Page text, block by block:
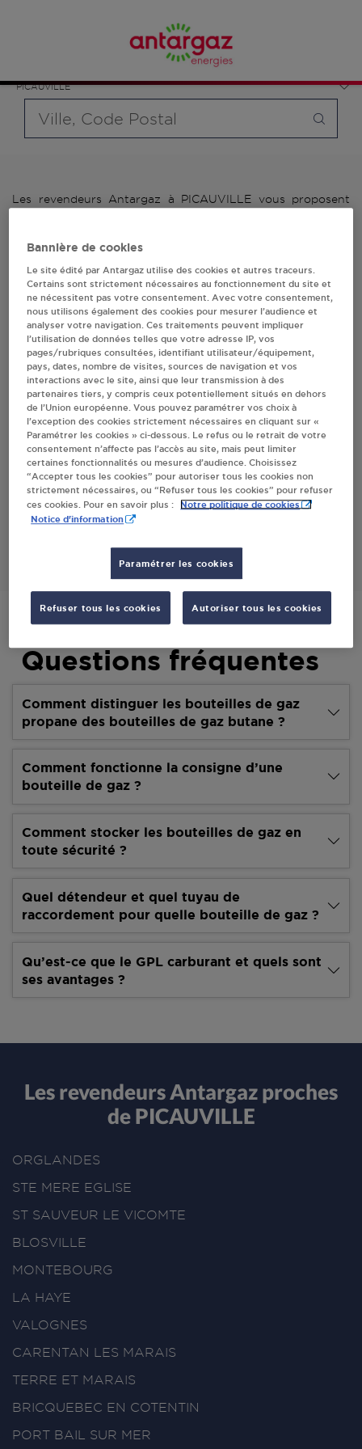
PICAUVILLE
bouteille souhaité et le type de point de vente (revendeur /
distributeur automatique de bouteilles de gaz ou station GPL
carburant)
Les revendeurs Antargaz à PICAUVILLE vous proposent
revendeurs Antargaz à PICAUVILLE, l'adresse, le numéro de
bouteilles de gaz.
1 revendeur(s) Antargaz
à PICAUVILLE
Villes
CARREFOUR CONTACT PICAUVILLE
RUE CORNU
50360PICAUVILLE
Questions fréquentes
Comment distinguer les bouteilles de gaz
propane des bouteilles de gaz butane ?
Comment fonctionne la consigne d’une
bouteille de gaz ?
Comment stocker les bouteilles de gaz en
toute sécurité ?
Quel détendeur et quel tuyau de
raccordement pour quelle bouteille de gaz ?
Qu’est-ce que le GPL carburant et quels sont
ses avantages ?
Les revendeurs Antargaz proches
de PICAUVILLE
ORGLANDES
STE MERE EGLISE
ST SAUVEUR LE VICOMTE
BLOSVILLE
MONTEBOURG
LA HAYE
VALOGNES
CARENTAN LES MARAIS
TERRE ET MARAIS
BRICQUEBEC EN COTENTIN
PORT BAIL SUR MER
Bannière de cookies
Le site édité par Antargaz utilise des cookies et autres traceurs.
Certains sont strictement nécessaires au fonctionnement du site et
ne nécessitent pas votre consentement. Avec votre consentement,
nous utilisons également des cookies pour mesurer l’audience et
analyser votre navigation. Ces traitements peuvent impliquer
l’utilisation de données telles que votre adresse IP, vos
pages/rubriques consultées, identifiant utilisateur/équipement,
pays, dates, nombre de visites, sources de navigation et vos
interactions avec le site, ainsi que leur transmission à des
partenaires tiers, y compris ceux potentiellement situés en dehors
de l’Union européenne. Vous pouvez paramétrer vos choix à
l’exception des cookies strictement nécessaires en cliquant sur «
Paramétrer les cookies » ci-dessous. Le refus ou le retrait de votre
consentement n’affecte pas l’accès au site, mais peut limiter
certaines fonctionnalités ou mesures d’audience. Choisissez
“Accepter tous les cookies” pour autoriser tous les cookies non
strictement nécessaires, ou “Refuser tous les cookies” pour refuser
ces cookies. Pour en savoir plus :
Notre politique de cookies
Notice d'information
Paramétrer les cookies
Refuser tous les cookies Autoriser tous les cookies